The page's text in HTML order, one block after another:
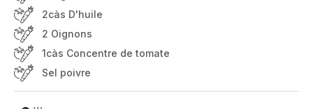
2càs D'huile
2 Oignons
1càs Concentre de tomate
Sel poivre